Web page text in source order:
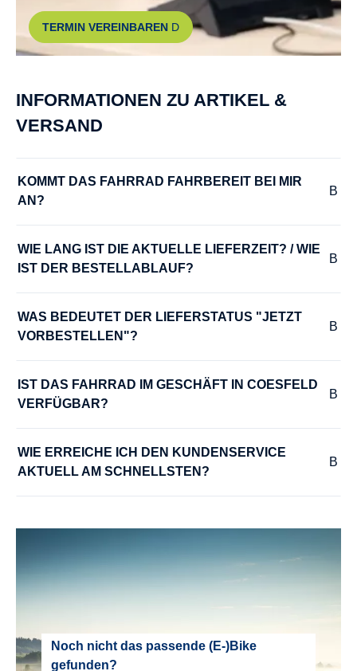
BULLS Pedale
27,5"
41 cm, 46 cm , 51 cm
Fuxon RL-Mini Clip
RÜCKTRITTBREMSE :
Nein
SATTEL :
BULLS sportive Comfort
SATTELSTÜTZE :
SCHALTHEBEL :
SCHALTUNGSTYP :
Kettenschaltung
TERMIN VEREINBAREN
INFORMATIONEN ZU ARTIKEL &
VERSAND
KOMMT DAS FAHRRAD FAHRBEREIT BEI MIR
AN?
WIE LANG IST DIE AKTUELLE LIEFERZEIT? / WIE
IST DER BESTELLABLAUF?
WAS BEDEUTET DER LIEFERSTATUS "JETZT
VORBESTELLEN"?
IST DAS FAHRRAD IM GESCHÄFT IN COESFELD
VERFÜGBAR?
WIE ERREICHE ICH DEN KUNDENSERVICE
AKTUELL AM SCHNELLSTEN?
Noch nicht das passende (E-)Bike
gefunden?